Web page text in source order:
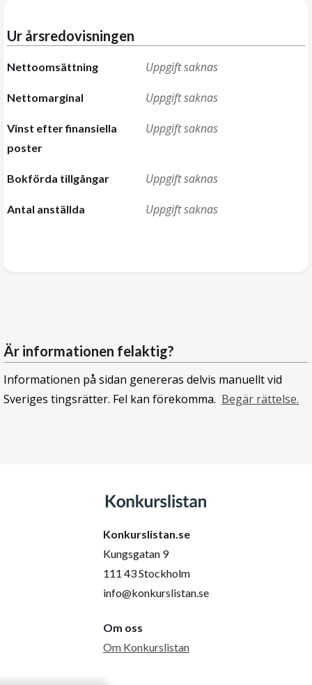
Ur årsredovisningen
Nettoomsättning Uppgift saknas
Nettomarginal Uppgift saknas
Vinst efter finansiella
poster
Uppgift saknas
Bokförda tillgångar Uppgift saknas
Antal anställda Uppgift saknas
Är informationen felaktig?
Informationen på sidan genereras delvis manuellt vid
Sveriges tingsrätter. Fel kan förekomma. Begär rättelse.
Konkurslistan.se
Kungsgatan 9
111 43 Stockholm
info@konkurslistan.se
Om oss
Om Konkurslistan